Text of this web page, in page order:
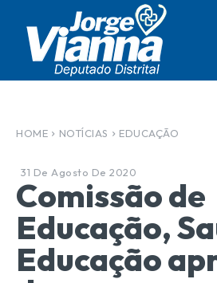
HOME NOTÍCIAS EDUCAÇÃO
31 De Agosto De 2020
Comissão de
Educação,
Educação